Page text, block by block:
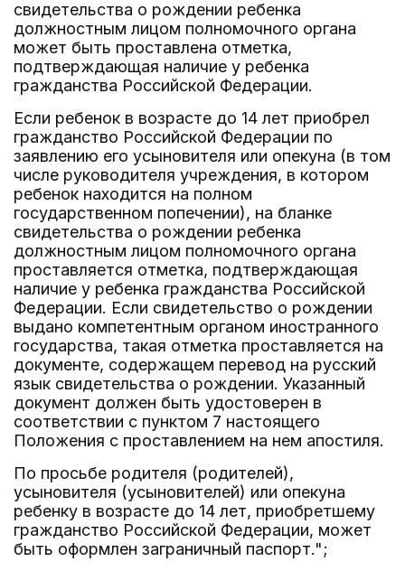
свидетельства о рождении ребенка
должностным лицом полномочного органа
может быть проставлена отметка,
подтверждающая наличие у ребенка
гражданства Российской Федерации.
Если ребенок в возрасте до 14 лет приобрел
гражданство Российской Федерации по
заявлению его усыновителя или опекуна (в том
числе руководителя учреждения, в котором
ребенок находится на полном
государственном попечении), на бланке
свидетельства о рождении ребенка
должностным лицом полномочного органа
проставляется отметка, подтверждающая
наличие у ребенка гражданства Российской
Федерации. Если свидетельство о рождении
выдано компетентным органом иностранного
государства, такая отметка проставляется на
документе, содержащем перевод на русский
язык свидетельства о рождении. Указанный
документ должен быть удостоверен в
соответствии с пунктом 7 настоящего
Положения с проставлением на нем апостиля.
По просьбе родителя (родителей),
усыновителя (усыновителей) или опекуна
ребенку в возрасте до 14 лет, приобретшему
гражданство Российской Федерации, может
быть оформлен заграничный паспорт.";